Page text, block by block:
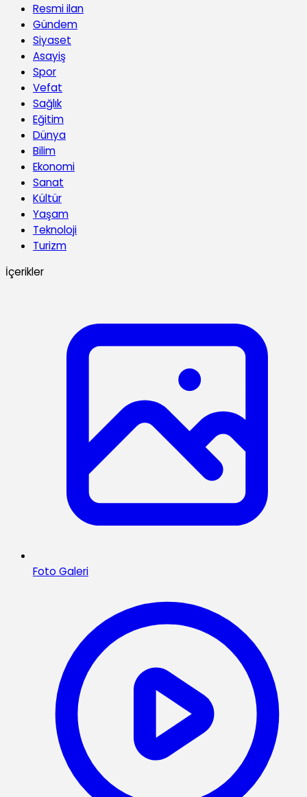
Resmi ilan
Gündem
Siyaset
Asayiş
Spor
Vefat
Sağlık
Eğitim
Dünya
Bilim
Ekonomi
Sanat
Kültür
Yaşam
Teknoloji
Turizm
İçerikler
Foto Galeri